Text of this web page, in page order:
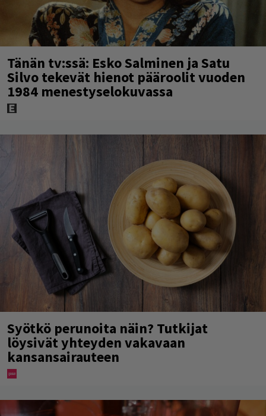
Tänän tv:ssä: Esko Salminen ja Satu
Silvo tekevät hienot pääroolit vuoden
1984 menestyselokuvassa
Syötkö perunoita näin? Tutkijat
löysivät yhteyden vakavaan
kansansairauteen